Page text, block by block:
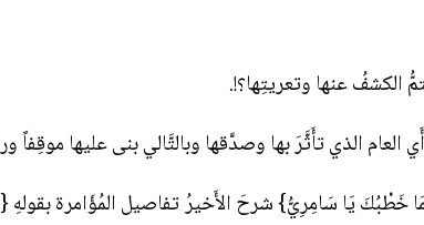
الذي تأَثَّرَ بها وصدَّقها وبالتَّالي بنى عليها موقِفاً
خَطْبُكَ يَا سَامِرِيُّ} شرحَ الأَخيرُ تفاصيل المُؤَامرة بقولهِ